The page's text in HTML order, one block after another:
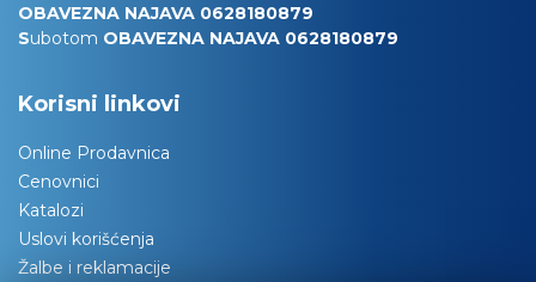
OBAVEZNA NAJAVA 0628180879
Subotom OBAVEZNA NAJAVA 0628180879
Korisni linkovi
Online Prodavnica
Cenovnici
Katalozi
Uslovi korišćenja
Žalbe i reklamacije